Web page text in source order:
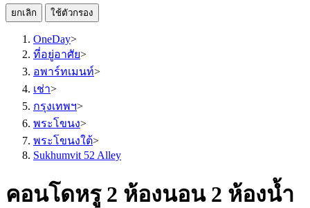
ยกเลิก ใช้ตัวกรอง
OneDay>
ที่อยู่อาศัย>
อพาร์ทเมนท์>
เช่า>
กรุงเทพฯ>
พระโขนง>
พระโขนงใต้>
Sukhumvit 52 Alley
คอนโดหรู 2 ห้องนอน 2 ห้องน้ำ